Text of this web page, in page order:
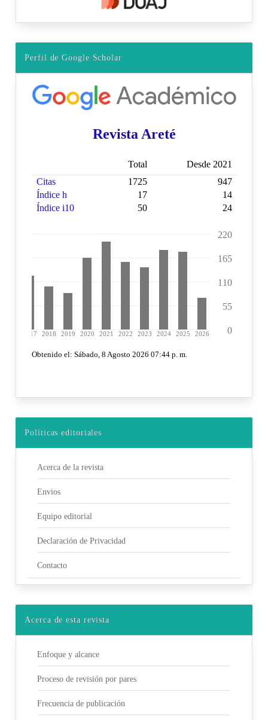
Perfil de Google Scholar
Políticas editoriales
Acerca de la revista
Envios
Equipo editorial
Declaración de Privacidad
Contacto
Acerca de esta revista
Enfoque y alcance
Proceso de revisión por pares
Frecuencia de publicación